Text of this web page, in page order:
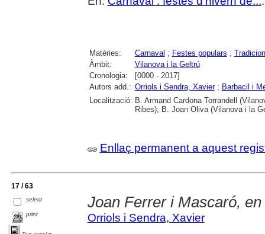
Matèries: Carnaval ; Festes populars ;
Àmbit:
Vilanova i la Geltrú
Cronologia:
[0000 - 2017]
Autors add.: Orriols i Sendra, Xavier; Barbacil i
Localització: B. Armand Cardona Torrandell
Ribes); B. Joan Oliva (Vilanova i la
Enllaç permanent a aquest
17 / 63
select
print
Joan Ferrer i Mascaró,
Orriols i Sendra, Xavier